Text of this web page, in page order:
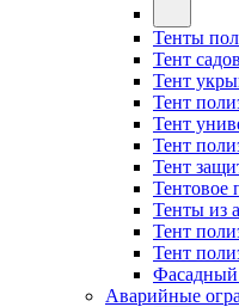
Тенты
Тент
Тент
Тент
Тент
Тент
Тент
Тентовое
Тенты из
Тент
Тент
Фасадный
Аварийные